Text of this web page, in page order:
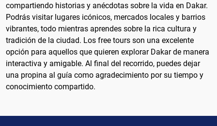
compartiendo historias y anécdotas sobre la vida en Dakar.
Podrás visitar lugares icónicos, mercados locales y barrios
vibrantes, todo mientras aprendes sobre la rica cultura y
tradición de la ciudad. Los free tours son una excelente
opción para aquellos que quieren explorar Dakar de manera
interactiva y amigable. Al final del recorrido, puedes dejar
una propina al guía como agradecimiento por su tiempo y
conocimiento compartido.